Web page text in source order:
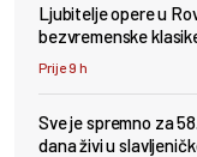
Ljubitelje opere u
bezvremenske
Prije 9 h
Sve je spremno za
dana živi u